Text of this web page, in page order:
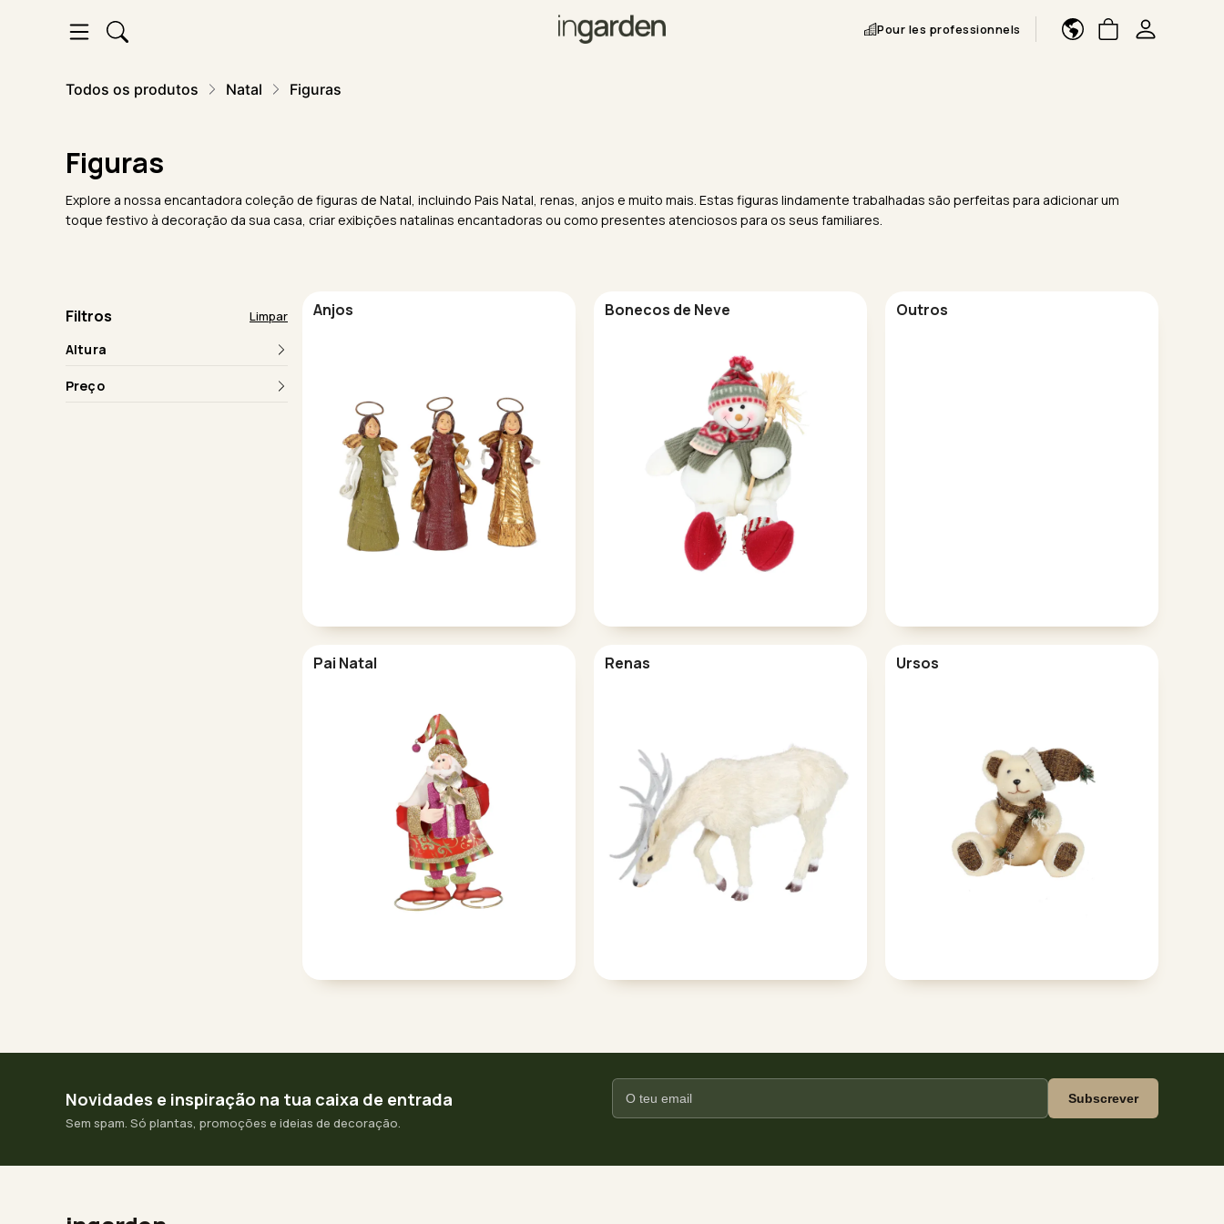
Pour les professionnels
Todos os produtos Natal Figuras
Figuras
Explore a nossa encantadora coleção de figuras de Natal, incluindo Pais Natal, renas, anjos e muito mais. Estas figuras lindamente trabalhadas são perfeitas para adicionar um
toque festivo à decoração da sua casa, criar exibições natalinas encantadoras ou como presentes atenciosos para os seus familiares.
Filtros Limpar
Altura
Preço
Anjos Bonecos de Neve Outros
Pai Natal Renas Ursos
Novidades e inspiração na tua caixa de entrada
Sem spam. Só plantas, promoções e ideias de decoração.
Subscrever